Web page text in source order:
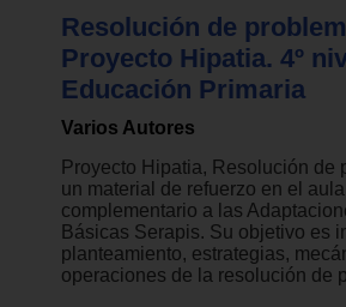
Resolución de
Proyecto Hipatia. 4º
Educación Primaria
Varios Autores
Proyecto Hipatia, Resolución de
un material de refuerzo en el
complementario a las
Básicas Serapis. Su objetivo es
planteamiento, estrategias,
operaciones de la resolución de